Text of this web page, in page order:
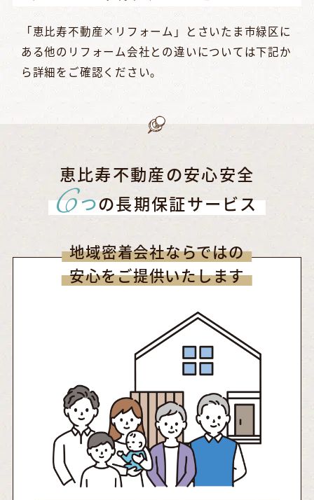
「恵比寿不動産×リフォーム」とさいたま市緑区に
ある他のリフォーム会社との違いについては下記か
ら詳細をご確認ください。
恵比寿不動産の安心安全
6つの長期保証サービス
地域密着会社ならではの
安心をご提供いたします